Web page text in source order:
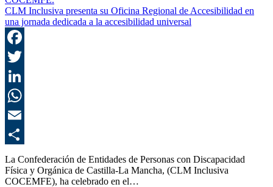
CLM Inclusiva presenta su Oficina Regional de Accesibilidad en
una jornada dedicada a la accesibilidad universal
La Confederación de Entidades de Personas con Discapacidad
Física y Orgánica de Castilla-La Mancha, (CLM Inclusiva
COCEMFE), ha celebrado en el…